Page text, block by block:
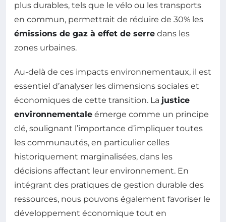
plus durables, tels que le vélo ou les transports
en commun, permettrait de réduire de 30% les
émissions de gaz à effet de serre dans les
zones urbaines.
Au-delà de ces impacts environnementaux, il est
essentiel d’analyser les dimensions sociales et
économiques de cette transition. La justice
environnementale émerge comme un principe
clé, soulignant l’importance d’impliquer toutes
les communautés, en particulier celles
historiquement marginalisées, dans les
décisions affectant leur environnement. En
intégrant des pratiques de gestion durable des
ressources, nous pouvons également favoriser le
développement économique tout en